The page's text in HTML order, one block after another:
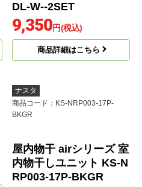
DL-W--2SET
9,350円(税込)
商品詳細はこちら
ナスタ
商品コード ：KS-NRP003-17P-
BKGR